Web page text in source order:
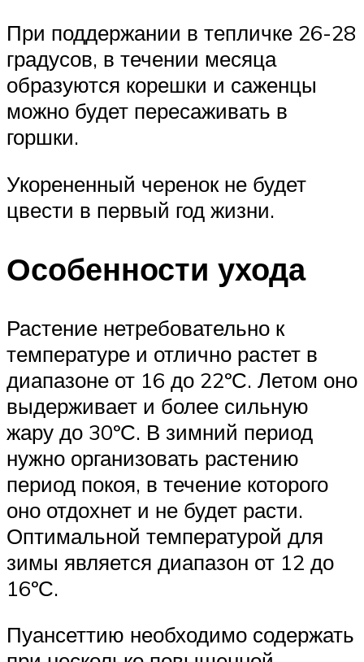
При поддержании в тепличке 26-28
градусов, в течении месяца
образуются корешки и саженцы
можно будет пересаживать в
горшки.
Укорененный черенок не будет
цвести в первый год жизни.
Особенности ухода
Растение нетребовательно к
температуре и отлично растет в
диапазоне от 16 до 22ºС. Летом оно
выдерживает и более сильную
жару до 30ºС. В зимний период
нужно организовать растению
период покоя, в течение которого
оно отдохнет и не будет расти.
Оптимальной температурой для
зимы является диапазон от 12 до
16ºС.
Пуансеттию необходимо содержать